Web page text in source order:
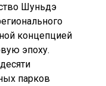
Шуньдэ
концепцией
эпоху.
парков